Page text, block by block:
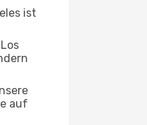
ist
auf